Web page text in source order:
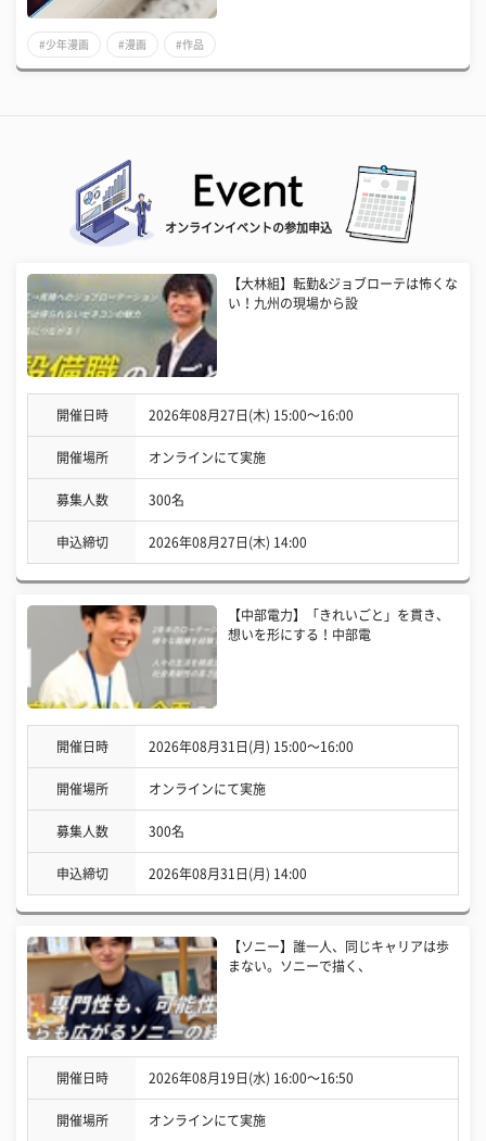
#少年漫画 #漫画 #作品
オンラインイベントの参加申込
【大林組】転勤&ジョブローテは怖くな
い！九州の現場から設
開催日時 2026年08月27日(木) 15:00〜16:00
開催場所 オンラインにて実施
募集人数 300名
申込締切 2026年08月27日(木) 14:00
【中部電力】「きれいごと」を貫き、
想いを形にする！中部電
開催日時 2026年08月31日(月) 15:00〜16:00
開催場所 オンラインにて実施
募集人数 300名
申込締切 2026年08月31日(月) 14:00
【ソニー】誰一人、同じキャリアは歩
まない。ソニーで描く、
開催日時 2026年08月19日(水) 16:00〜16:50
開催場所 オンラインにて実施